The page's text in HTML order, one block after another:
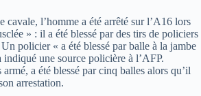
cavale, l’homme a été arrêté sur l’A16 lors
» : il a été blessé par des tirs de policiers
policier « a été blessé par balle à la jambe
une source policière à l’AFP.
a été blessé par cinq balles alors qu’il
arrestation.